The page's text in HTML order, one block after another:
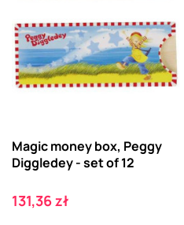
Magic money box, Peggy
Diggledey - set of 12
Cena
131,36 zł